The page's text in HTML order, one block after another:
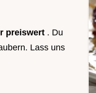
preiswert . Du
Lass uns